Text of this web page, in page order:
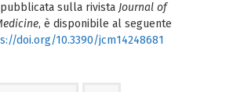
pubblicata sulla rivista Journal of
, è disponibile al seguente
doi.org/10.3390/jcm14248681